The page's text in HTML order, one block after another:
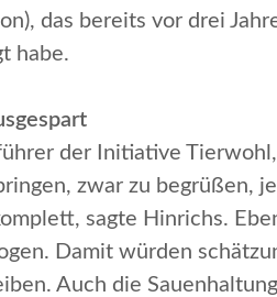
das bereits vor drei
habe.
der Initiative Tierwohl
zwar zu begrüßen,
, sagte Hinrichs.
Damit würden
Auch die